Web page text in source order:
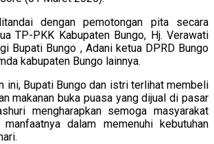
dengan pemotongan pita secara
TP-PKK Kabupaten Bungo, Hj. Verawati
Bupati Bungo , Adani ketua DPRD Bungo
kabupaten Bungo lainnya.
ini, Bupati Bungo dan istri terlihat membeli
makanan buka puasa yang dijual di pasar
mengharapkan semoga masyarakat
dalam memenuhi kebutuhan